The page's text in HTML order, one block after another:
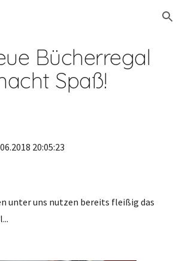
Skip to navigation
Bücherregal
Spaß!
20:05:23
unter uns nutzen bereits fleißig das